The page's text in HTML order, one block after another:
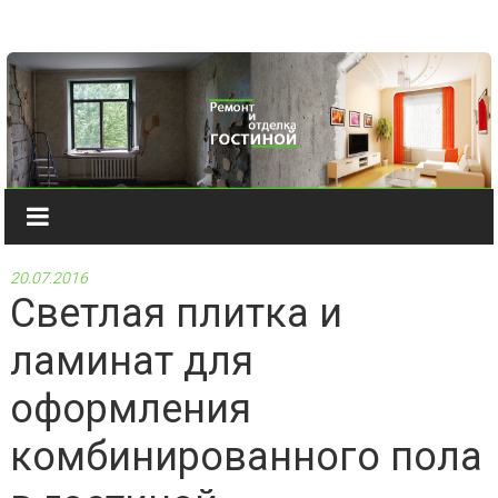
20.07.2016
Светлая плитка и
ламинат для
оформления
комбинированного пола